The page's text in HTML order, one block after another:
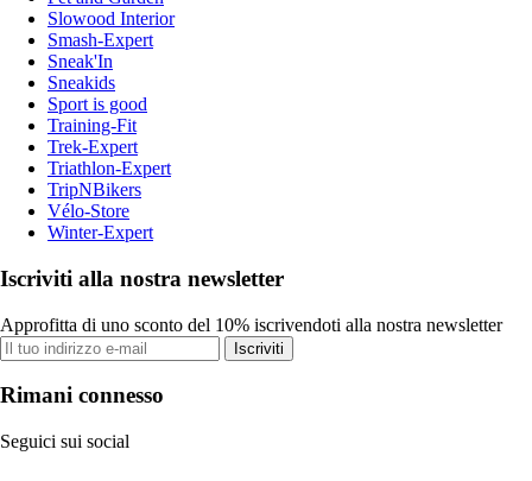
Slowood Interior
Smash-Expert
Sneak'In
Sneakids
Sport is good
Training-Fit
Trek-Expert
Triathlon-Expert
TripNBikers
Vélo-Store
Winter-Expert
Iscriviti alla nostra newsletter
Approfitta di uno sconto del 10% iscrivendoti alla nostra newsletter
Iscriviti
Rimani connesso
Seguici sui social